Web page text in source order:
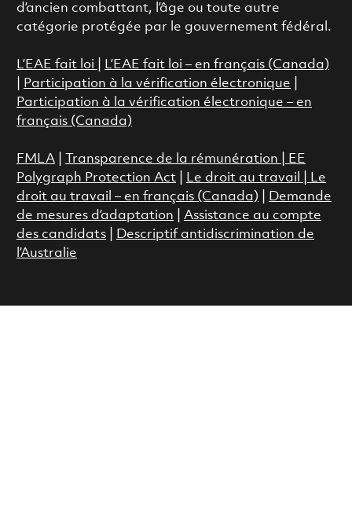
d’ancien combattant, l’âge ou toute autre
catégorie protégée par le gouvernement fédéral.
L’EAE fait loi
L’EAE fait loi – en français (Canada)
Participation à la vérification électronique
Participation à la vérification électronique – en
français (Canada)
FMLA| Transparence de la rémunération |
EE
Polygraph Protection Act
Le droit au travail
Le
droit au travail – en français (Canada)
Demande
de mesures d’adaptation
Assistance au compte
des candidats|
Descriptif antidiscrimination de
l’Australie